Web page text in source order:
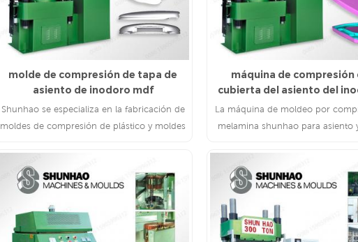
molde de compresión de tapa de
asiento de inodoro mdf
Shunhao se especializa en la fabricación de
moldes de compresión de plástico y moldes
máquina de compresión
cubierta del asiento del
La máquina de moldeo por
melamina shunhao para asiento